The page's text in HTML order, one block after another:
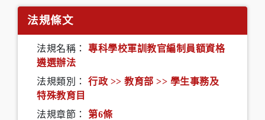
法規條文
法規名稱：
專科學校軍訓教官編制員額資格
遴選辦法
法規類別：
行政 >> 教育部 >> 學生事務及
特殊教育目
法規章節：
第6條